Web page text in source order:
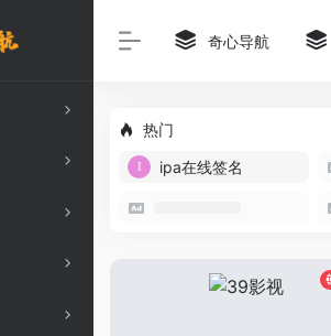
奇心导航
热门
ipa在线签名